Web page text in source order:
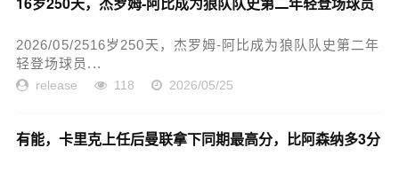
2026/05/2516岁250天，杰罗姆-阿比成为狼队队史第二年
轻登场球员...
release 118 2026/05/25
有能，卡里克上任后曼联拿下同期最高分，比阿森纳多3分